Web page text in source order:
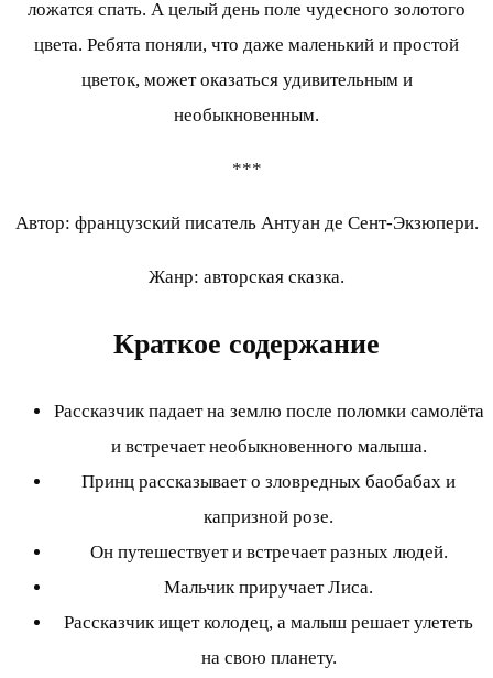
ложатся спать. А целый день поле чудесного золотого
цвета. Ребята поняли, что даже маленький и простой
цветок, может оказаться удивительным и
необыкновенным.
***
Автор: французский писатель Антуан де Сент-Экзюпери.
Жанр: авторская сказка.
Краткое содержание
Рассказчик падает на землю после поломки самолёта
и встречает необыкновенного малыша.
Принц рассказывает о зловредных баобабах и
капризной розе.
Он путешествует и встречает разных людей.
Мальчик приручает Лиса.
Рассказчик ищет колодец, а малыш решает улететь
на свою планету.